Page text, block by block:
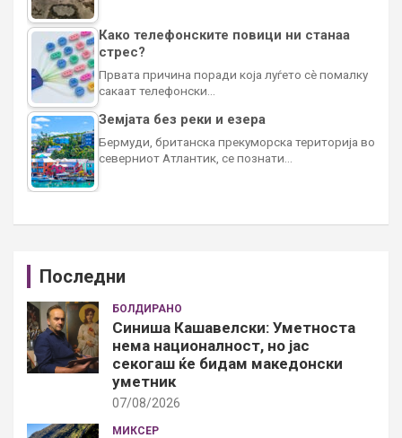
Како телефонските повици ни станаа
стрес?
Првата причина поради која луѓето сè помалку
сакаат телефонски…
Земјата без реки и езера
Бермуди, британска прекуморска територија во
северниот Атлантик, се познати…
Последни
БОЛДИРАНО
Синиша Кашавелски: Уметноста
нема националност, но јас
секогаш ќе бидам македонски
уметник
07/08/2026
МИКСЕР